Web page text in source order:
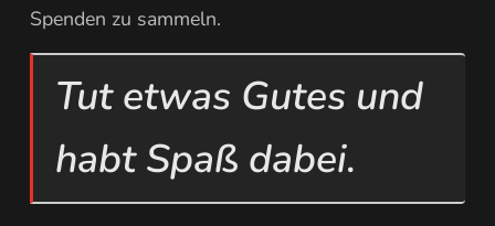
Spenden zu sammeln.
Tut etwas Gutes und
habt Spaß dabei.